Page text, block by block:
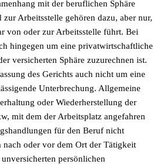
mit der beruflichen Sphäre
Arbeitsstelle gehören dazu, aber nur,
von oder zur Arbeitsstelle führt. Bei
hingegen um eine privatwirtschaftliche
versicherten Sphäre zuzurechnen ist.
des Gerichts auch nicht um eine
Unterbrechung. Allgemeine
oder Wiederherstellung der
mit dem der Arbeitsplatz angefahren
für den Beruf nicht
nach oder vor dem Ort der Tätigkeit
persönlichen